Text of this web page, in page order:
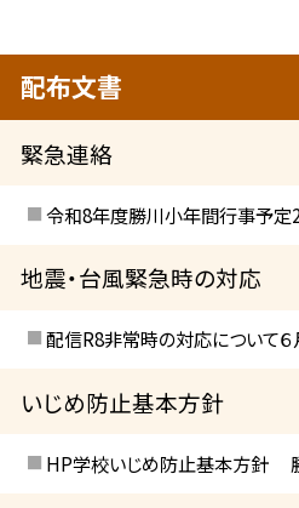
配布文書
緊急連絡
令和8年度勝川小年間行事予定
地震・台風緊急時の対応
配信R8非常時の対応について
いじめ防止基本方針
HP学校いじめ防止基本方針